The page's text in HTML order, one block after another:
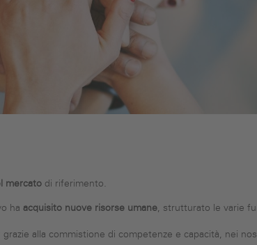
mercato di riferimento.
ha acquisito nuove risorse umane, strutturato le varie
grazie alla commistione di competenze e capacità, nei